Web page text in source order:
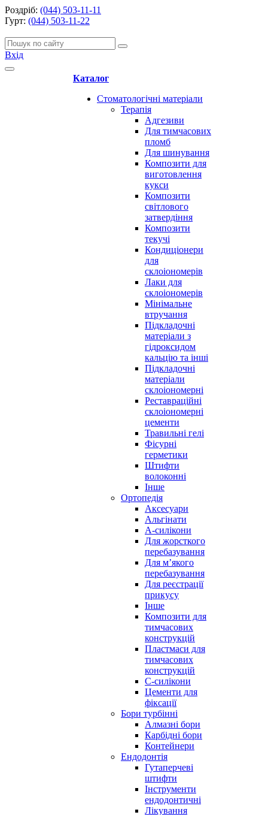
Роздріб: (044) 503-11-11
Гурт: (044) 503-11-22
Вхід
Каталог
Стоматологічні матеріали
Терапія
Адгезиви
Для тимчасових
пломб
Для шинування
Композити для
виготовлення
кукси
Композити
світлового
затвердіння
Композити
текучі
Кондиціонери
для
склоіономерів
Лаки для
склоіономерів
Мінімальне
втручання
Підкладочні
матеріали з
гідроксидом
кальцію та інші
Підкладочні
матеріали
склоіономерні
Реставраційні
склоіономерні
цементи
Травильні гелі
Фісурні
герметики
Штифти
волоконні
Інше
Ортопедія
Аксесуари
Альгінати
А-силікони
Для жорсткого
перебазування
Для м’якого
перебазування
Для реєстрації
прикусу
Інше
Композити для
тимчасових
конструкцій
Пластмаси для
тимчасових
конструкцій
С-силікони
Цементи для
фіксації
Бори турбінні
Алмазні бори
Карбідні бори
Контейнери
Ендодонтія
Гутаперчеві
штифти
Інструменти
ендодонтичні
Лікування